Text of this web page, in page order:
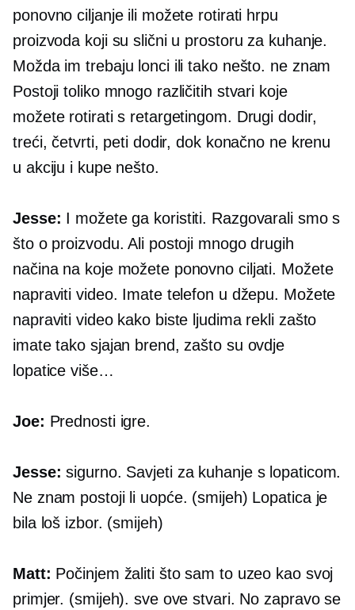
ponovno ciljanje ili možete rotirati hrpu
proizvoda koji su slični u prostoru za kuhanje.
Možda im trebaju lonci ili tako nešto. ne znam
Postoji toliko mnogo različitih stvari koje
možete rotirati s retargetingom. Drugi dodir,
treći, četvrti, peti dodir, dok konačno ne krenu
u akciju i kupe nešto.
Jesse: I možete ga koristiti. Razgovarali smo s
što o proizvodu. Ali postoji mnogo drugih
načina na koje možete ponovno ciljati. Možete
napraviti video. Imate telefon u džepu. Možete
napraviti video kako biste ljudima rekli zašto
imate tako sjajan brend, zašto su ovdje
lopatice više…
Joe: Prednosti igre.
Jesse: sigurno. Savjeti za kuhanje s lopaticom.
Ne znam postoji li uopće. (smijeh) Lopatica je
bila loš izbor. (smijeh)
Matt: Počinjem žaliti što sam to uzeo kao svoj
primjer. (smijeh). sve ove stvari. No zapravo se